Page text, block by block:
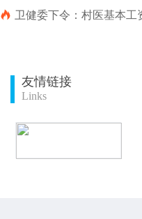
 卫健委下令：村医基本工
友情链接
Links